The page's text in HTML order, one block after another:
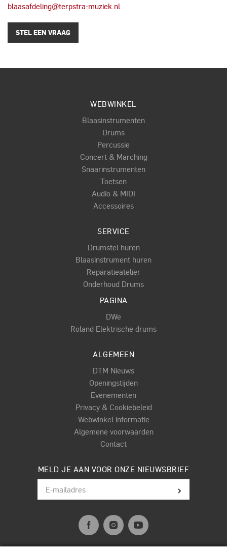
blaasafdeling@terpstra-muziek.nl
STEL EEN VRAAG
WEBWINKEL
Blaasinstrumenten
Drums
Percussie
Concert & Marching
Snaarinstrumenten
Toetsen
Audio & MIDI
Accessoires
SERVICE
Drumstel huren
Blaasinstrument huren
Reparatieatelier
Onderhoud Drums
PAGINA
DWe
Roland Elektrische drums
ALGEMEEN
DTM Nieuws
Openingstijden
Evenementen
Privacy & Cookiebeleid
Webwinkel informatie
Algemene voorwaarden
Contact
MELD JE AAN VOOR ONZE NIEUWSBRIEF